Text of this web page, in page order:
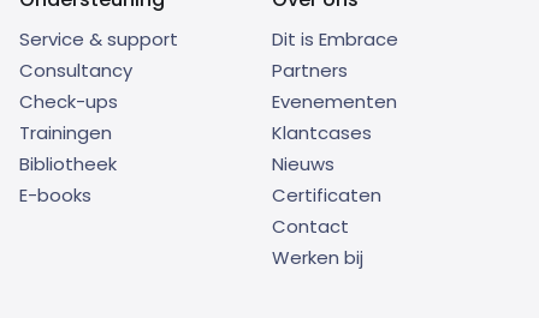
Service & support
Consultancy
Check-ups
Trainingen
Bibliotheek
E-books
Dit is Embrace
Partners
Evenementen
Klantcases
Nieuws
Certificaten
Contact
Werken bij